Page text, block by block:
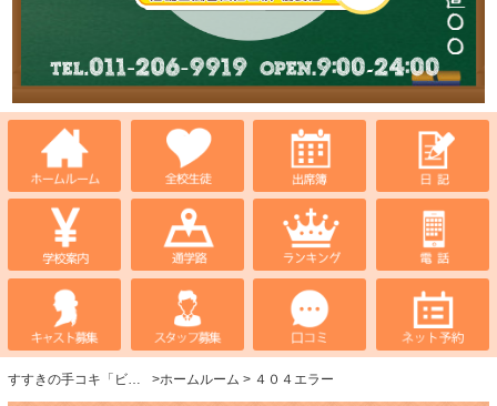
すすきの手コキ「ビデオdeはんど」 ホームルーム ４０４エラー